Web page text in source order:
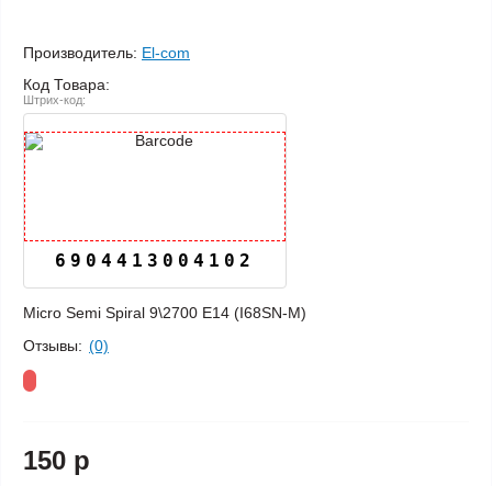
Производитель: El-com
Код Товара:
Штрих-код:
6904413004102
Micro Semi Spiral 9\2700 E14 (I68SN-M)
Отзывы: (0)
150 р